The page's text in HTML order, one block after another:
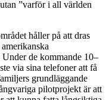
”varför i all världen
håller på att dras
de kommande 10–
via sina telefoner att få
grundläggande
pilotprojekt är att